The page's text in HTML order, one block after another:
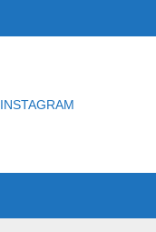
INSTAGRAM